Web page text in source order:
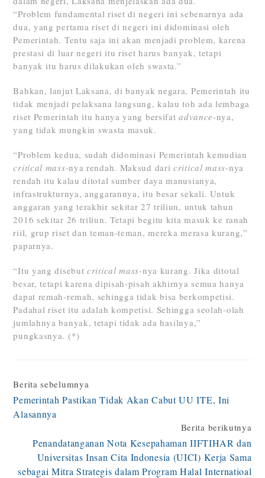
“Problem fundamental riset di negeri ini sebenarnya ada
dua, yang pertama riset di negeri ini didominasi oleh
Pemerintah. Tentu saja ini akan menjadi problem, karena
prestasi di luar negeri itu riset harus banyak, tetapi
banyak itu harus dilakukan oleh swasta.”
Bahkan, lanjut Laksana, di banyak negara, Pemerintah itu
tidak menjadi pelaksana langsung, kalau toh ada lembaga
riset Pemerintah itu hanya yang bersifatadvance-nya,
yang tidak mungkin swasta masuk.
“Problem kedua, sudah didominasi Pemerintah kemudian
critical mass-nya rendah. Maksud daricritical mass-nya
rendah itu kalau ditotal sumber daya manusianya,
infrastrukturnya, anggarannya, itu besar sekali. Untuk
anggaran yang terakhir sekitar 27 triliun, untuk tahun
2016 sekitar 26 triliun. Tetapi begitu kita masuk ke ranah
riil, grup riset dan teman-teman, mereka merasa kurang,”
paparnya.
“Itu yang disebutcritical mass-nya kurang. Jika ditotal
besar, tetapi karena dipisah-pisah akhirnya semua hanya
dapat remah-remah, sehingga tidak bisa berkompetisi.
Padahal riset itu adalah kompetisi. Sehingga seolah-olah
jumlahnya banyak, tetapi tidak ada hasilnya,”
pungkasnya. (*)
Continue
Reading
Berita sebelumnya
Pemerintah Pastikan Tidak Akan Cabut UU ITE, Ini
Alasannya
Berita berikutnya
Penandatanganan Nota Kesepahaman IIFTIHAR dan
Universitas Insan Cita Indonesia (UICI) Kerja Sama
sebagai Mitra Strategis dalam Program Halal Internatioal